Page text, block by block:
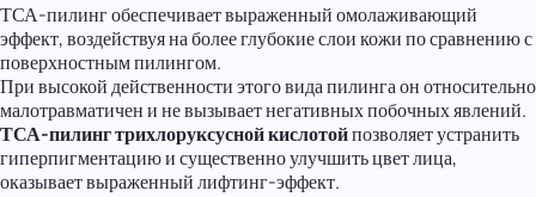
ТСА-пилинг обеспечивает выраженный омолаживающий
эффект, воздействуя на более глубокие слои кожи по сравнению с
поверхностным пилингом.
При высокой действенности этого вида пилинга он относительно
малотравматичен и не вызывает негативных побочных явлений.
ТСА-пилинг трихлоруксусной кислотойпозволяет устранить
гиперпигментацию и существенно улучшить цвет лица,
оказывает выраженный лифтинг-эффект.